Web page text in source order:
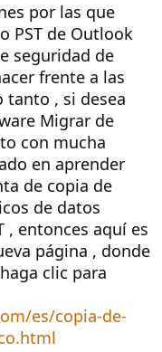
por las que
PST de Outlook
seguridad de
frente a las
tanto , si desea
Migrar de
con mucha
en aprender
de copia de
de datos
, entonces aquí es
página , donde
clic para
es/copia-de-